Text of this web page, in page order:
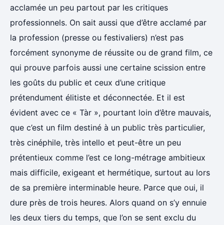
acclamée un peu partout par les critiques
professionnels. On sait aussi que d’être acclamé par
la profession (presse ou festivaliers) n’est pas
forcément synonyme de réussite ou de grand film, ce
qui prouve parfois aussi une certaine scission entre
les goûts du public et ceux d’une critique
prétendument élitiste et déconnectée. Et il est
évident avec ce « Tàr », pourtant loin d’être mauvais,
que c’est un film destiné à un public très particulier,
très cinéphile, très intello et peut-être un peu
prétentieux comme l’est ce long-métrage ambitieux
mais difficile, exigeant et hermétique, surtout au lors
de sa première interminable heure. Parce que oui, il
dure près de trois heures. Alors quand on s’y ennuie
les deux tiers du temps, que l’on se sent exclu du